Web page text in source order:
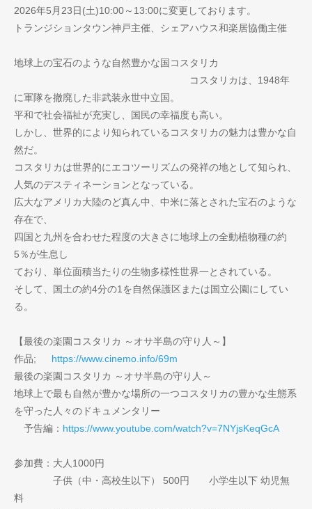
2026年5月23日(土)10:00～13:00に変更しております。
トランジションタウン神戸主催、シェアハウス和楽居協働主催
地球上の宝石のような自然豊かな国コスタリカ
コスタリカは、1948年
に軍隊を撤廃した非武装永世中立国。
平和で社会福祉が充実し、国民の幸福度も高い。
しかし、世界的により知られているコスタリカの魅力は豊かな自
然だ。
コスタリカは世界的にエコツーリズムの発祥の地として知られ、
人気のデスティネーションとなっている。
広大なアメリカ大陸のど真ん中、中米に落とされた宝石のような
存在で、
四国と九州を合わせた程度の大きさに地球上の全動植物種の約
5％が生息し
ており、単位面積当たりの生物多様性世界一とされている。
そして、国土の約4分の1を自然保護区または国立公園にしてい
る。
【最後の楽園コスタリカ ～オサ半島の守り人～】
作品; https://www.cinemo.info/69m
最後の楽園コスタリカ ～オサ半島の守り人～
地球上で最も自然が豊かな場所の一つコスタリカの豊かな生態系
を守った人々のドキュメンタリー
予告編： https://www.youtube.com/watch?v=7NYjsKeqGcA
参加費：大人1000円
子供（中・高校生以下） 500円 小学生以下 幼児無
料